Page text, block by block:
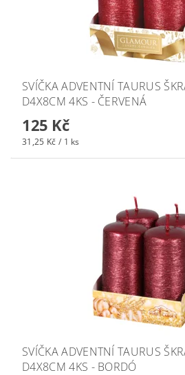
SVÍČKA ADVENTNÍ TAURUS
D4X8CM 4KS - ČERVENÁ
125 Kč
31,25 Kč / 1 ks
SVÍČKA ADVENTNÍ TAURUS
D4X8CM 4KS - BORDÓ